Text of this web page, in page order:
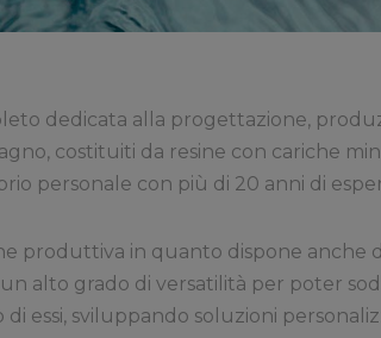
dedicata alla progettazione,
costituiti da resine con cariche
personale con più di 20 anni di
produttiva in quanto dispone
alto grado di versatilità per poter
essi, sviluppando soluzioni